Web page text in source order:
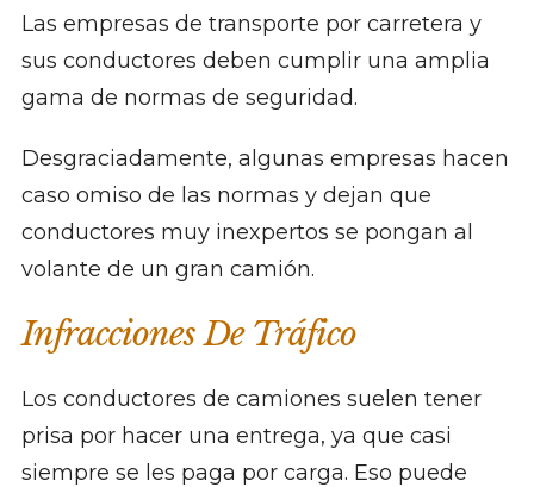
Las empresas de transporte por carretera y
sus conductores deben cumplir una amplia
gama de normas de seguridad.
Desgraciadamente, algunas empresas hacen
caso omiso de las normas y dejan que
conductores muy inexpertos se pongan al
volante de un gran camión.
Infracciones De Tráfico
Los conductores de camiones suelen tener
prisa por hacer una entrega, ya que casi
siempre se les paga por carga. Eso puede